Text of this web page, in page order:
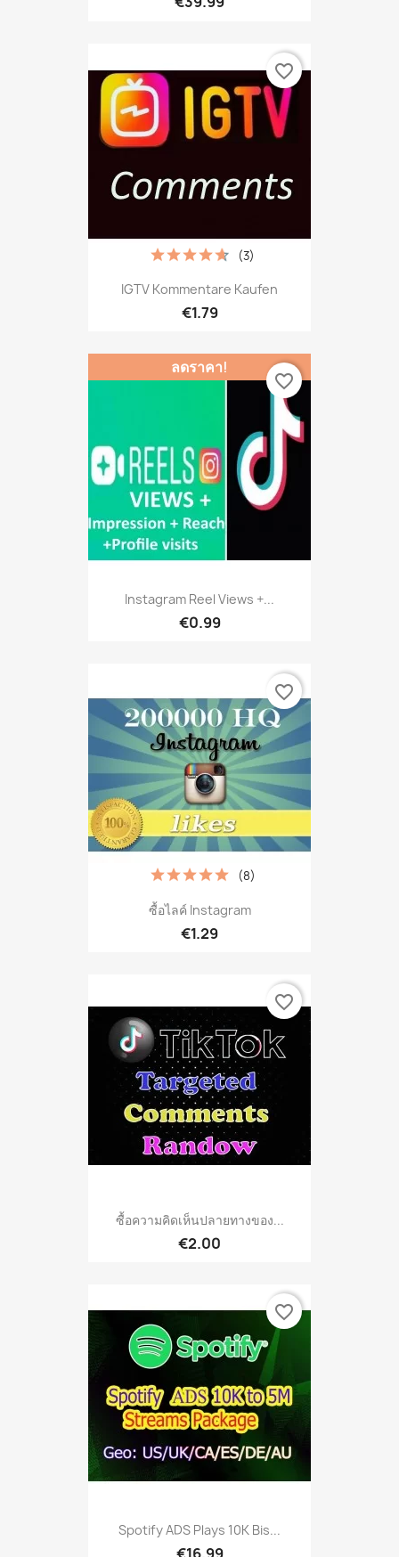
IGTV Kommentare Kaufen
€1.79
(3)
favorite_border
Instagram Reel Views +...
€0.99
ลดราคา!
favorite_border
ซื้อไลค์ Instagram
€1.29
(8)
favorite_border
ซื้อความคิดเห็นปลายทางของ...
€2.00
favorite_border
Spotify ADS Plays 10K Bis...
favorite_border